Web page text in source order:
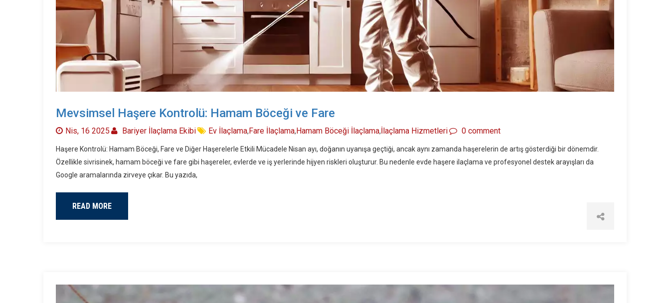
Mevsimsel Haşere Kontrolü: Hamam Böceği ve Fare
Nis, 16 2025 Bariyer İlaçlama Ekibi Ev İlaçlama,Fare İlaçlama,Hamam Böceği İlaçlama,İlaçlama Hizmetleri 0 comment
Haşere Kontrolü: Hamam Böceği, Fare ve Diğer Haşerelerle Etkili Mücadele Nisan ayı, doğanın uyanışa geçtiği, ancak aynı zamanda haşerelerin de artış gösterdiği bir dönemdir.
Özellikle sivrisinek, hamam böceği ve fare gibi haşereler, evlerde ve iş yerlerinde hijyen riskleri oluşturur. Bu nedenle evde haşere ilaçlama ve profesyonel destek arayışları da
Google aramalarında zirveye çıkar. Bu yazıda,
READ MORE